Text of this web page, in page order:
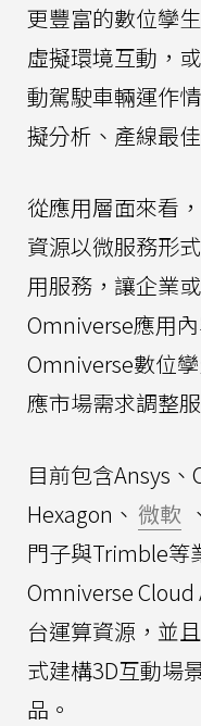
更豐富的數位孿
虛擬環境互動，
動駕駛車輛運作
擬分析、產線最
從應用層面來看
資源以微服務形
用服務，讓企業
Omniverse應用
Omniverse數位
應市場需求調整
目前包含Ansys
Hexagon、 微軟
門子與Trimble等
Omniverse Cloud
台運算資源，並
式建構3D互動場
品。